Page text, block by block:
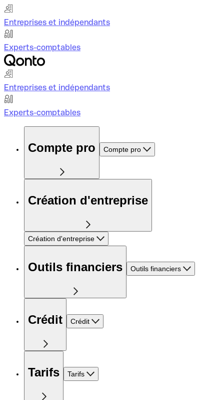
Entreprises et indépendants
Experts-comptables
Entreprises et indépendants
Experts-comptables
Compte pro Compte pro
Création d'entreprise
Création d'entreprise
Outils financiers Outils financiers
Crédit Crédit
Tarifs Tarifs